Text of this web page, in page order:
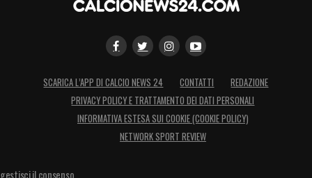
SCARICA L’APP DI CALCIO NEWS 24 CONTATTI
REDAZIONE
PRIVACY POLICY E TRATTAMENTO DEI DATI PERSONALI
INFORMATIVA ESTESA SUI COOKIE (COOKIE POLICY)
NETWORK SPORT REVIEW
gestisci il consenso